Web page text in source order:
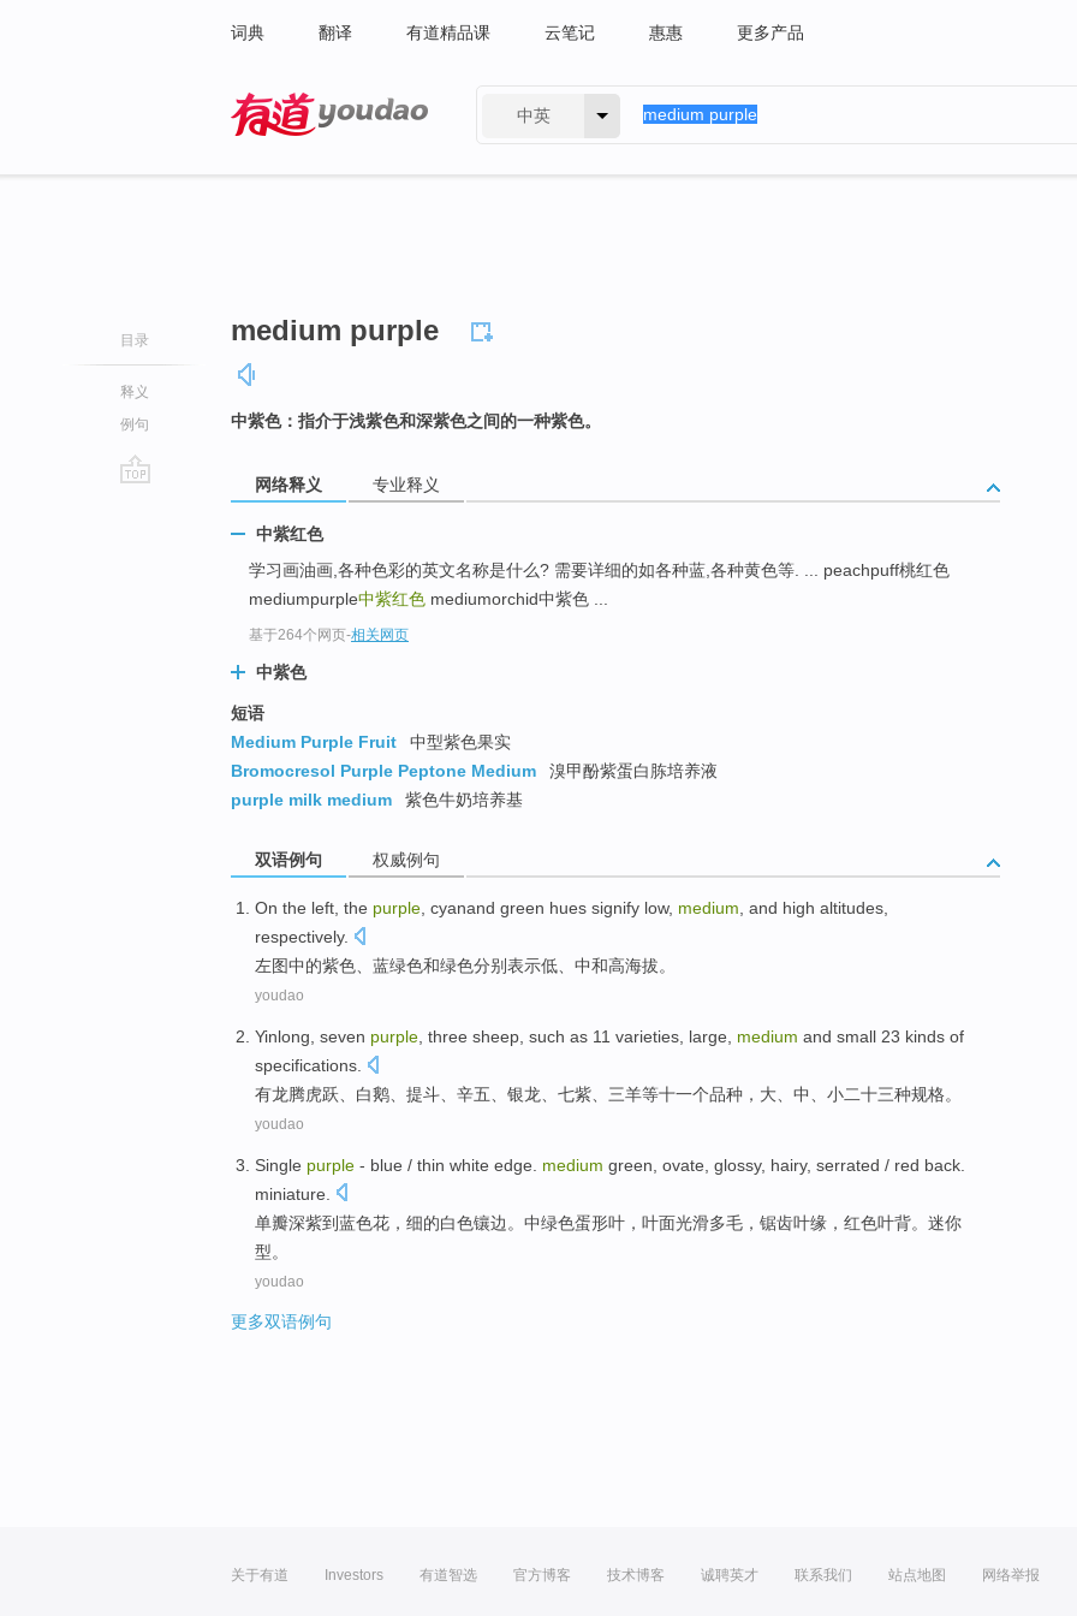
词典 翻译 有道精品课 云笔记 惠惠 更多产品
中英
目录
释义
例句
medium purple
中紫色：指介于浅紫色和深紫色之间的一种紫色。
网络释义 专业释义
中紫红色
学习画油画,各种色彩的英文名称是什么? 需要详细的如各种蓝,各种黄色等. ... peachpuff桃红色
mediumpurple中紫红色 mediumorchid中紫色 ...
基于264个网页-相关网页
中紫色
短语
Medium Purple Fruit
中型紫色果实
Bromocresol Purple Peptone Medium
溴甲酚紫蛋白胨培养液
purple milk medium
紫色牛奶培养基
双语例句 权威例句
On the left, the purple cyanand green hues signify low, medium and high altitudes
respectively.
左图中的紫色 蓝绿色和绿色分别表示低 、中和高海拔。
youdao
Yinlong seven purple three sheep such as 11 varieties large medium and small 23 kinds of
specifications
有龙腾虎跃 、白鹅、提斗、辛五、银龙、 七紫 三羊等十一个品种 ， 大 中 小二十三种规格。
youdao
Single purple - blue / thin white edge. medium green ovate glossy, hairy, serrated / red back.
miniature
单瓣深紫到蓝色花， 细的白色镶边 。中绿色蛋形叶， 叶面光滑多毛 ， 锯齿叶缘， 红色叶背。 迷你
型。
youdao
更多双语例句
关于有道 Investors 有道智选 官方博客 技术博客 诚聘英才 联系我们 站点地图 网络举报